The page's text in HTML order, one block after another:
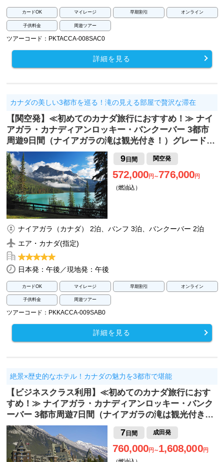
カードOK マイレージ 早期割引 オンライン
子供料金 周遊ツアー
ツアーコード：PKTACCA-008SAC0
詳細を見る
カナダの美しい3都市を巡る！滝の見える部屋で贅沢な滞在
【関空発】≪初めてのカナダ旅行におすすめ！≫ ナイ
アガラ・カナディアンロッキー・バンクーバー 3都市
周遊9日間（ナイアガラの滝は観光付き！）グレード…
9日間 関空発
572,000円～776,000円
（燃油込）
ナイアガラ（カナダ） 2泊、バンフ 3泊、バンクーバー 2泊
エア・カナダ(指定)
日本発：午後／現地発：午後
カードOK マイレージ 早期割引 オンライン
子供料金 周遊ツアー
ツアーコード：PKKACCA-009SAB0
詳細を見る
絶景×歴史的なホテル！カナダの魅力を3都市で堪能
【ビジネスクラス利用】≪初めてのカナダ旅行におす
すめ！≫ ナイアガラ・カナディアンロッキー・バンク
ーバー 3都市周遊7日間（ナイアガラの滝は観光付き…
7 日間 成田発
760,000円～1,608,000円